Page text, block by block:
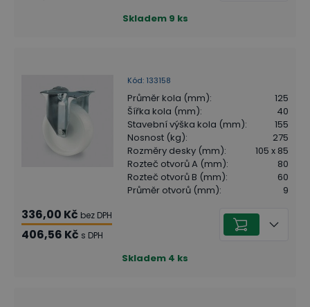
Skladem 9 ks
Kód: 133158
Průměr kola (mm):
125
Šířka kola (mm):
40
Stavební výška kola (mm):
155
Nosnost (kg):
275
Rozměry desky (mm):
105 x 85
Rozteč otvorů A (mm):
80
Rozteč otvorů B (mm):
60
Průměr otvorů (mm): 9
336,00 Kč bez DPH
406,56 Kč s DPH
Skladem 4 ks